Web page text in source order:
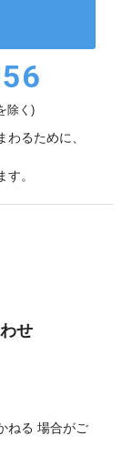
除く)
るために、
。
せ
ねる 場合がご